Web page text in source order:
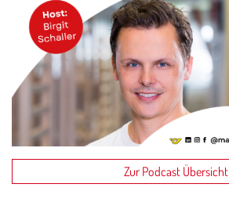
Zur Podcast Übersicht